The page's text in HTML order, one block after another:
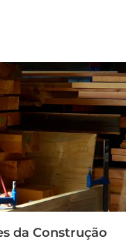
da Construção